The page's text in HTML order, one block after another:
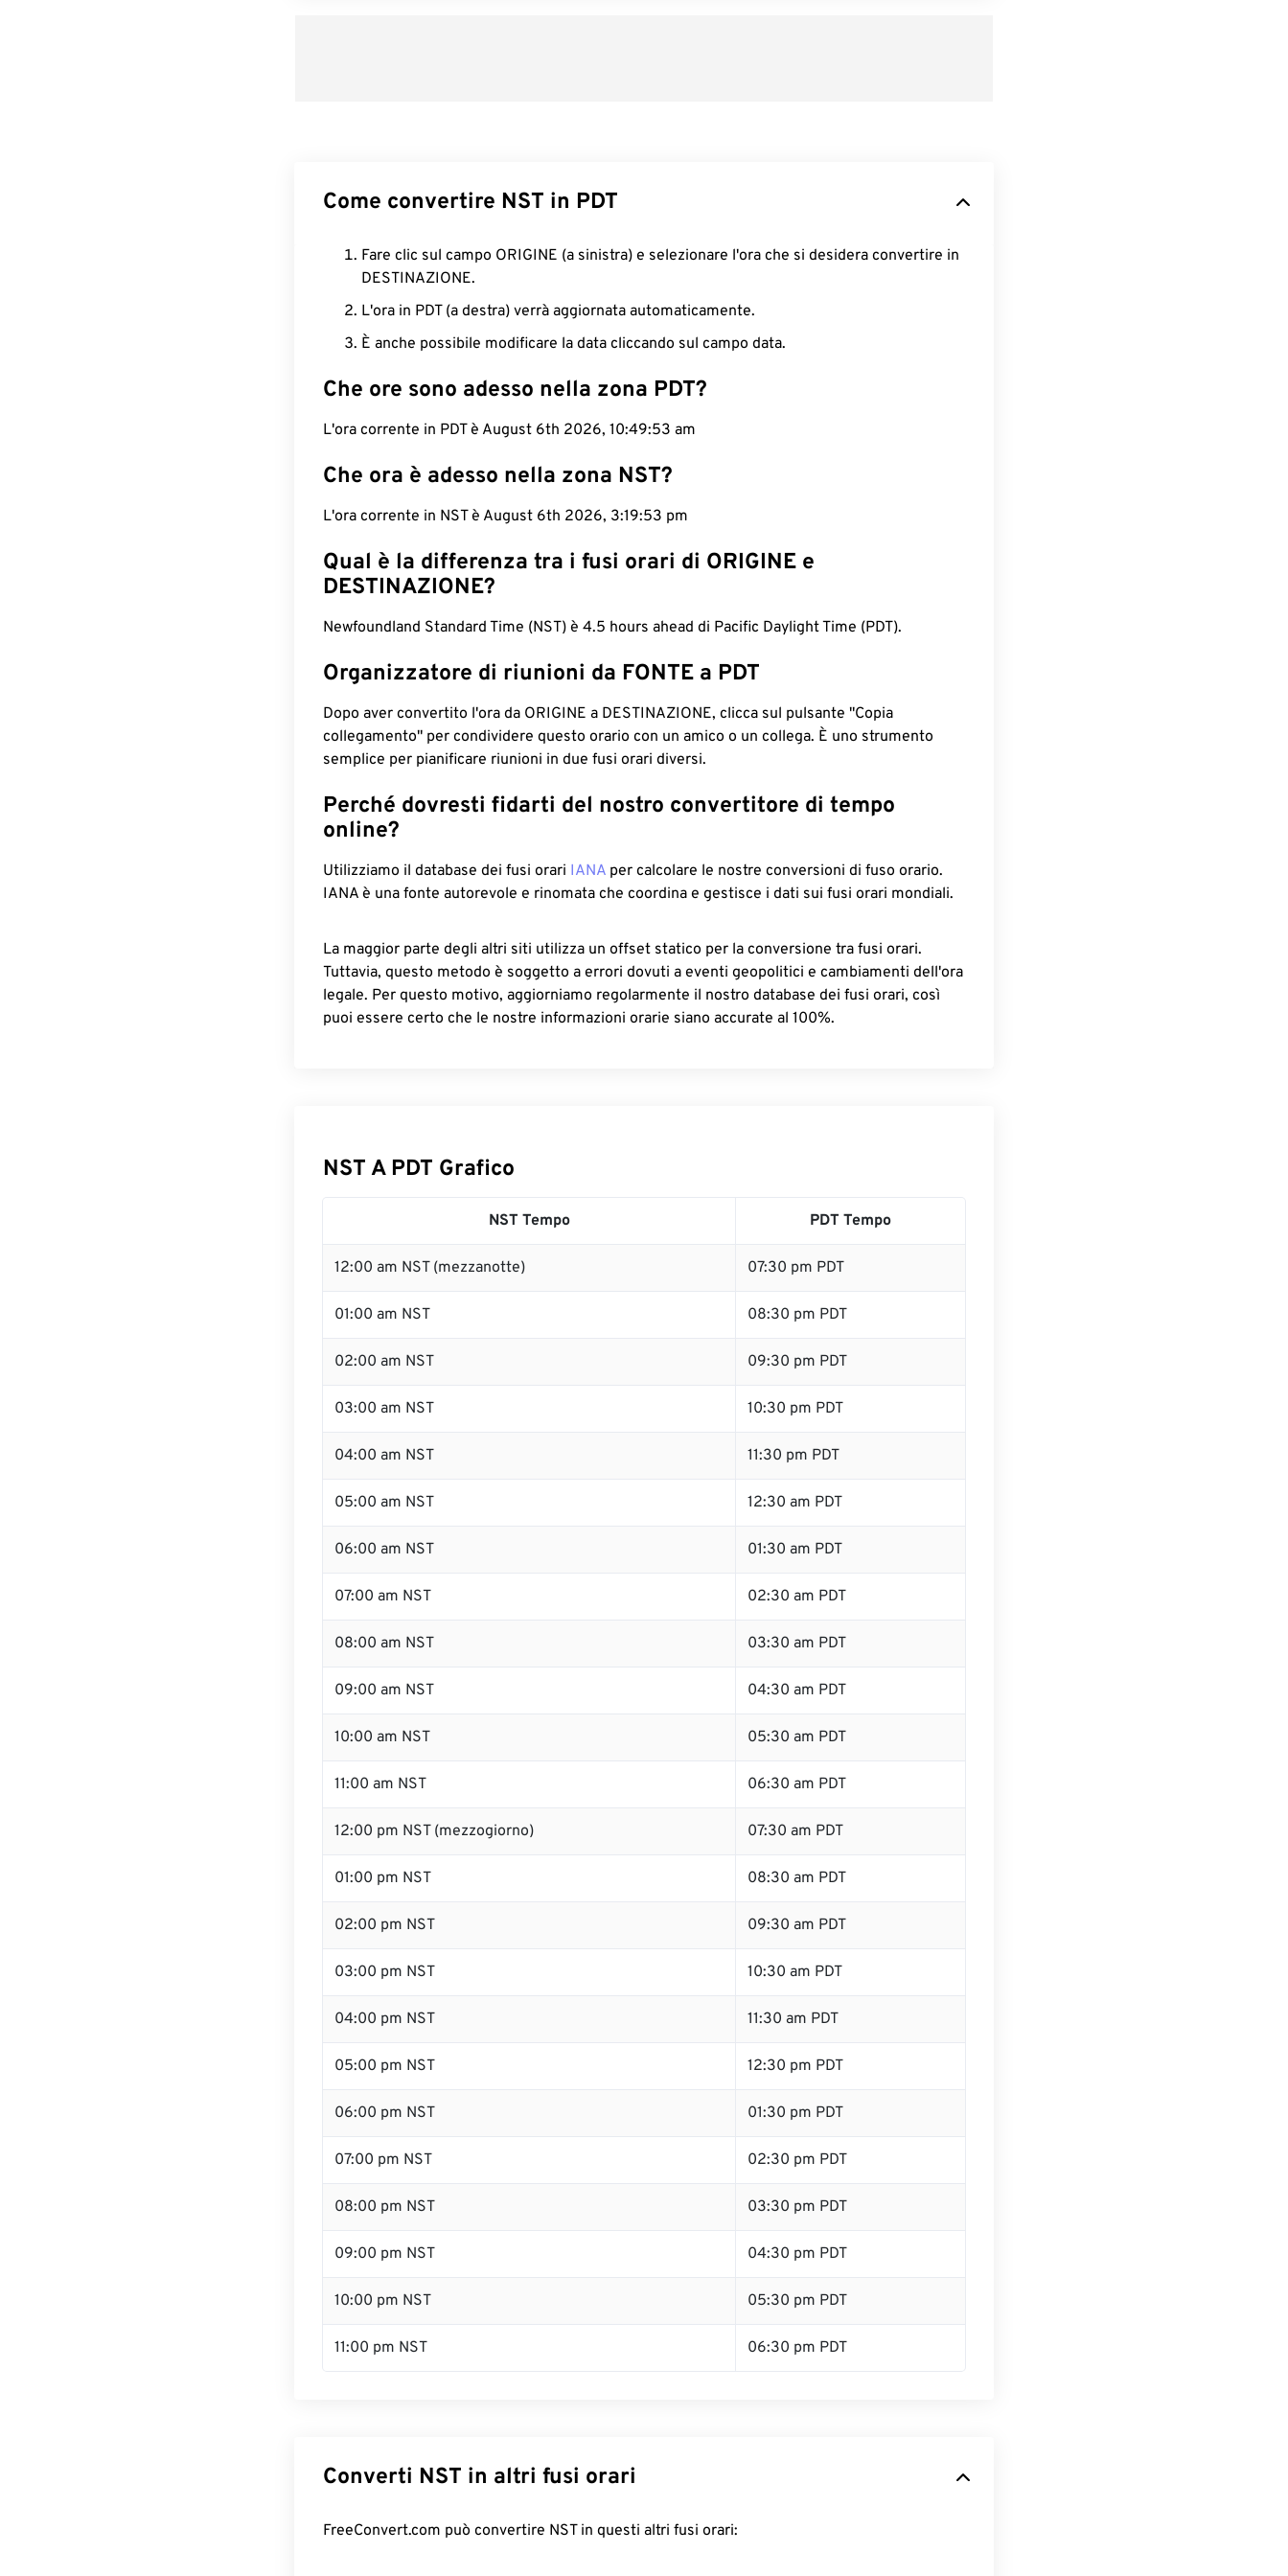
Come convertire NST in PDT
Fare clic sul campo ORIGINE (a sinistra) e selezionare l'ora che si desidera convertire in
DESTINAZIONE.
L'ora in PDT (a destra) verrà aggiornata automaticamente.
È anche possibile modificare la data cliccando sul campo data.
Che ore sono adesso nella zona PDT?
L'ora corrente in PDT è August 6th 2026, 10:49:54 am
Che ora è adesso nella zona NST?
L'ora corrente in NST è August 6th 2026, 3:19:54 pm
Qual è la differenza tra i fusi orari di ORIGINE e
DESTINAZIONE?
Newfoundland Standard Time (NST) è 4.5 hours ahead di Pacific Daylight Time (PDT).
Organizzatore di riunioni da FONTE a PDT
Dopo aver convertito l'ora da ORIGINE a DESTINAZIONE, clicca sul pulsante "Copia
collegamento" per condividere questo orario con un amico o un collega. È uno strumento
semplice per pianificare riunioni in due fusi orari diversi.
Perché dovresti fidarti del nostro convertitore di tempo
online?
Utilizziamo il database dei fusi orari IANA per calcolare le nostre conversioni di fuso orario.
IANA è una fonte autorevole e rinomata che coordina e gestisce i dati sui fusi orari mondiali.
La maggior parte degli altri siti utilizza un offset statico per la conversione tra fusi orari.
Tuttavia, questo metodo è soggetto a errori dovuti a eventi geopolitici e cambiamenti dell'ora
legale. Per questo motivo, aggiorniamo regolarmente il nostro database dei fusi orari, così
puoi essere certo che le nostre informazioni orarie siano accurate al 100%.
NST A PDT Grafico
NST Tempo PDT Tempo
12:00 am NST (mezzanotte) 07:30 pm PDT
01:00 am NST 08:30 pm PDT
02:00 am NST 09:30 pm PDT
03:00 am NST 10:30 pm PDT
04:00 am NST 11:30 pm PDT
05:00 am NST 12:30 am PDT
06:00 am NST 01:30 am PDT
07:00 am NST 02:30 am PDT
08:00 am NST 03:30 am PDT
09:00 am NST 04:30 am PDT
10:00 am NST 05:30 am PDT
11:00 am NST 06:30 am PDT
12:00 pm NST (mezzogiorno) 07:30 am PDT
01:00 pm NST 08:30 am PDT
02:00 pm NST 09:30 am PDT
03:00 pm NST 10:30 am PDT
04:00 pm NST 11:30 am PDT
05:00 pm NST 12:30 pm PDT
06:00 pm NST 01:30 pm PDT
07:00 pm NST 02:30 pm PDT
08:00 pm NST 03:30 pm PDT
09:00 pm NST 04:30 pm PDT
10:00 pm NST 05:30 pm PDT
11:00 pm NST 06:30 pm PDT
Converti NST in altri fusi orari
FreeConvert.com può convertire NST in questi altri fusi orari: